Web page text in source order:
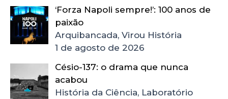
‘Forza Napoli sempre!’: 100 anos de
paixão
Arquibancada, Virou História
1 de agosto de 2026
Césio-137: o drama que nunca
acabou
História da Ciência, Laboratório